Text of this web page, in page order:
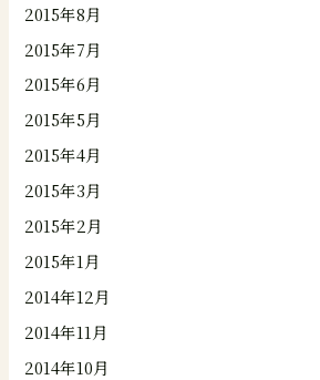
2015年8月
2015年7月
2015年6月
2015年5月
2015年4月
2015年3月
2015年2月
2015年1月
2014年12月
2014年11月
2014年10月